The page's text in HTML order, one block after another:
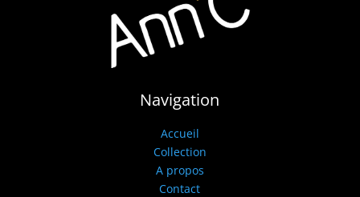
Navigation
Accueil
Collection
A propos
Contact